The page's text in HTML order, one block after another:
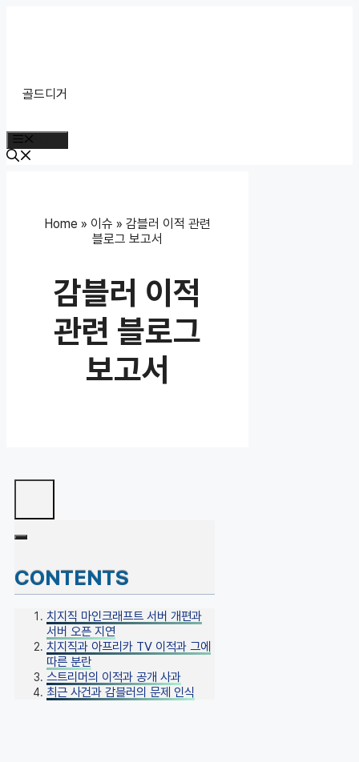
골드디거
Home » 이슈 »감블러 이적 관련
블로그 보고서
감블러 이적
관련 블로그
보고서
CONTENTS
치지직 마인크래프트 서버 개편과
서버 오픈 지연
치지직과 아프리카 TV 이적과 그에
따른 분란
스트리머의 이적과 공개 사과
최근 사건과 감블러의 문제 인식